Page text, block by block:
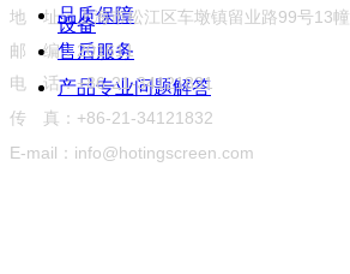
设备
品质保障
售后服务
产品专业问题解答
地 址：上海市松江区车墩镇留业路99号13幢
邮 编：201611
电 话：+86-21-34121831
传 真：+86-21-34121832
E-mail：info@hotingscreen.com